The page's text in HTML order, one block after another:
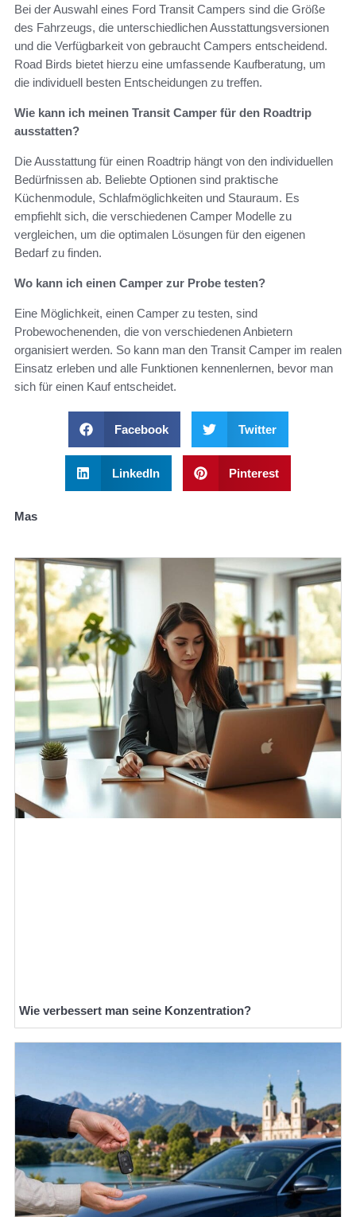
Bei der Auswahl eines Ford Transit Campers sind die Größe
des Fahrzeugs, die unterschiedlichen Ausstattungsversionen
und die Verfügbarkeit von gebraucht Campers entscheidend.
Road Birds bietet hierzu eine umfassende Kaufberatung, um
die individuell besten Entscheidungen zu treffen.
Wie kann ich meinen Transit Camper für den Roadtrip
ausstatten?
Die Ausstattung für einen Roadtrip hängt von den individuellen
Bedürfnissen ab. Beliebte Optionen sind praktische
Küchenmodule, Schlafmöglichkeiten und Stauraum. Es
empfiehlt sich, die verschiedenen Camper Modelle zu
vergleichen, um die optimalen Lösungen für den eigenen
Bedarf zu finden.
Wo kann ich einen Camper zur Probe testen?
Eine Möglichkeit, einen Camper zu testen, sind
Probewochenenden, die von verschiedenen Anbietern
organisiert werden. So kann man den Transit Camper im realen
Einsatz erleben und alle Funktionen kennenlernen, bevor man
sich für einen Kauf entscheidet.
Facebook Twitter
LinkedIn Pinterest
Mas
Wie verbessert man seine Konzentration?